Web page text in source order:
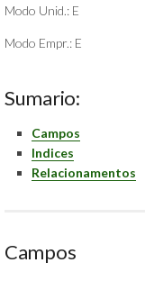
Modo Unid.: E
Modo Empr.: E
Sumario:
Campos
Indices
Relacionamentos
Campos